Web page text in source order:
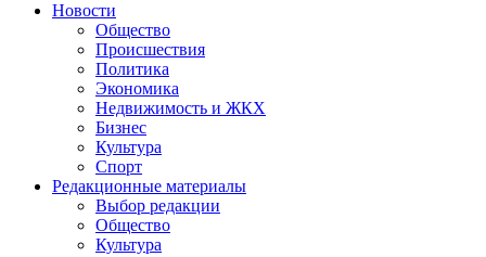
Новости
Общество
Происшествия
Политика
Экономика
Недвижимость и ЖКХ
Бизнес
Культура
Спорт
Редакционные материалы
Выбор редакции
Общество
Культура